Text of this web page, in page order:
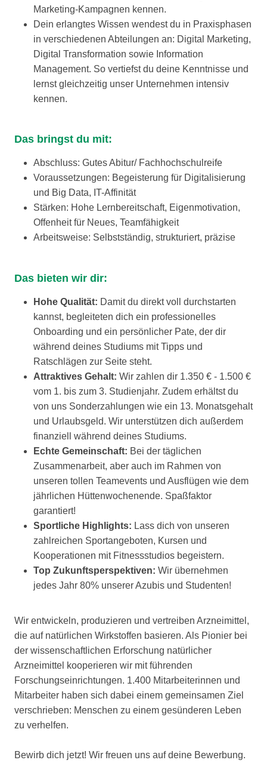
Marketing-Kampagnen kennen.
Dein erlangtes Wissen wendest du in Praxisphasen
in verschiedenen Abteilungen an: Digital Marketing,
Digital Transformation sowie Information
Management. So vertiefst du deine Kenntnisse und
lernst gleichzeitig unser Unternehmen intensiv
kennen.
Das bringst du mit:
Abschluss: Gutes Abitur/ Fachhochschulreife
Voraussetzungen: Begeisterung für Digitalisierung
und Big Data, IT-Affinität
Stärken: Hohe Lernbereitschaft, Eigenmotivation,
Offenheit für Neues, Teamfähigkeit
Arbeitsweise: Selbstständig, strukturiert, präzise
Das bieten wir dir:
Hohe Qualität: Damit du direkt voll durchstarten
kannst, begleiteten dich ein professionelles
Onboarding und ein persönlicher Pate, der dir
während deines Studiums mit Tipps und
Ratschlägen zur Seite steht.
Attraktives Gehalt: Wir zahlen dir 1.350 € - 1.500 €
vom 1. bis zum 3. Studienjahr. Zudem erhältst du
von uns Sonderzahlungen wie ein 13. Monatsgehalt
und Urlaubsgeld. Wir unterstützen dich außerdem
finanziell während deines Studiums.
Echte Gemeinschaft: Bei der täglichen
Zusammenarbeit, aber auch im Rahmen von
unseren tollen Teamevents und Ausflügen wie dem
jährlichen Hüttenwochenende. Spaßfaktor
garantiert!
Sportliche Highlights: Lass dich von unseren
zahlreichen Sportangeboten, Kursen und
Kooperationen mit Fitnessstudios begeistern.
Top Zukunftsperspektiven: Wir übernehmen
jedes Jahr 80% unserer Azubis und Studenten!
Wir entwickeln, produzieren und vertreiben Arzneimittel,
die auf natürlichen Wirkstoffen basieren. Als Pionier bei
der wissenschaftlichen Erforschung natürlicher
Arzneimittel kooperieren wir mit führenden
Forschungseinrichtungen. 1.400 Mitarbeiterinnen und
Mitarbeiter haben sich dabei einem gemeinsamen Ziel
verschrieben: Menschen zu einem gesünderen Leben
zu verhelfen.
Bewirb dich jetzt! Wir freuen uns auf deine Bewerbung.